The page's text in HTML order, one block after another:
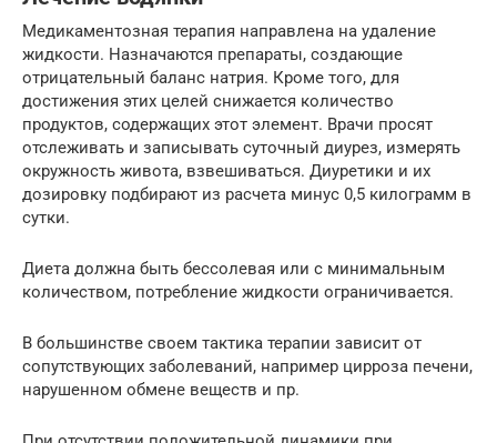
Медикаментозная терапия направлена на удаление
жидкости. Назначаются препараты, создающие
отрицательный баланс натрия. Кроме того, для
достижения этих целей снижается количество
продуктов, содержащих этот элемент. Врачи просят
отслеживать и записывать суточный диурез, измерять
окружность живота, взвешиваться. Диуретики и их
дозировку подбирают из расчета минус 0,5 килограмм в
сутки.
Диета должна быть бессолевая или с минимальным
количеством, потребление жидкости ограничивается.
В большинстве своем тактика терапии зависит от
сопутствующих заболеваний, например цирроза печени,
нарушенном обмене веществ и пр.